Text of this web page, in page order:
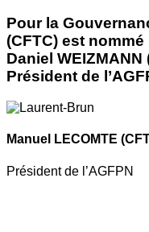
Pour la
(CFTC) est
Daniel
Président de
Manuel LECOMTE
Président de l’AGFPN